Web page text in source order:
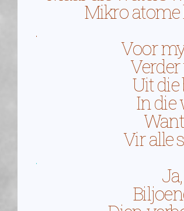
Mikro atome
.
Voor
Uit
In die
Vir alle
.